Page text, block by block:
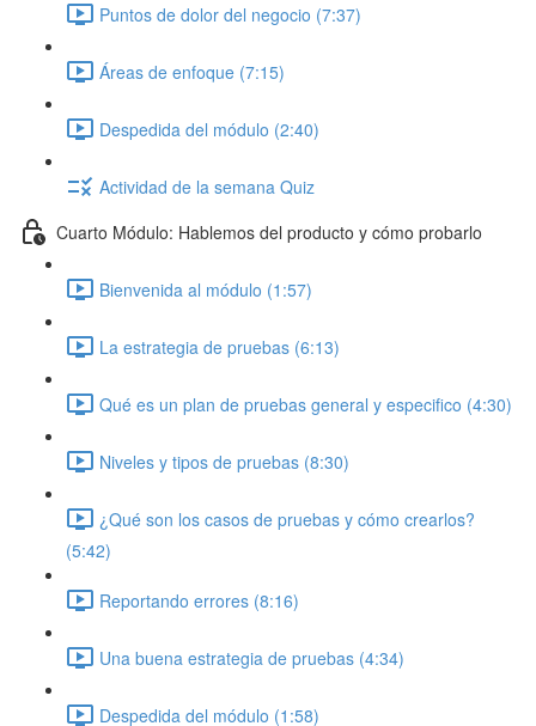
Puntos de dolor del negocio (7:37)
Áreas de enfoque (7:15)
Despedida del módulo (2:40)
Actividad de la semana Quiz
Cuarto Módulo: Hablemos del producto y cómo probarlo
Bienvenida al módulo (1:57)
La estrategia de pruebas (6:13)
Qué es un plan de pruebas general y especifico (4:30)
Niveles y tipos de pruebas (8:30)
¿Qué son los casos de pruebas y cómo crearlos?
(5:42)
Reportando errores (8:16)
Una buena estrategia de pruebas (4:34)
Despedida del módulo (1:58)